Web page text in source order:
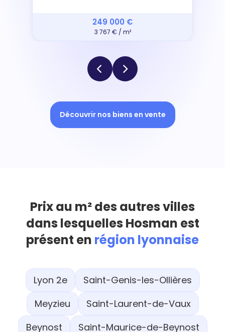
249 000 €
3 767 € / m²
Découvrir nos biens en vente
Prix au m² des autres villes
dans lesquelles Hosman est
présent en région lyonnaise
Lyon 2e
Saint-Genis-les-Ollières
Meyzieu
Saint-Laurent-de-Vaux
Beynost
Saint-Maurice-de-Beynost